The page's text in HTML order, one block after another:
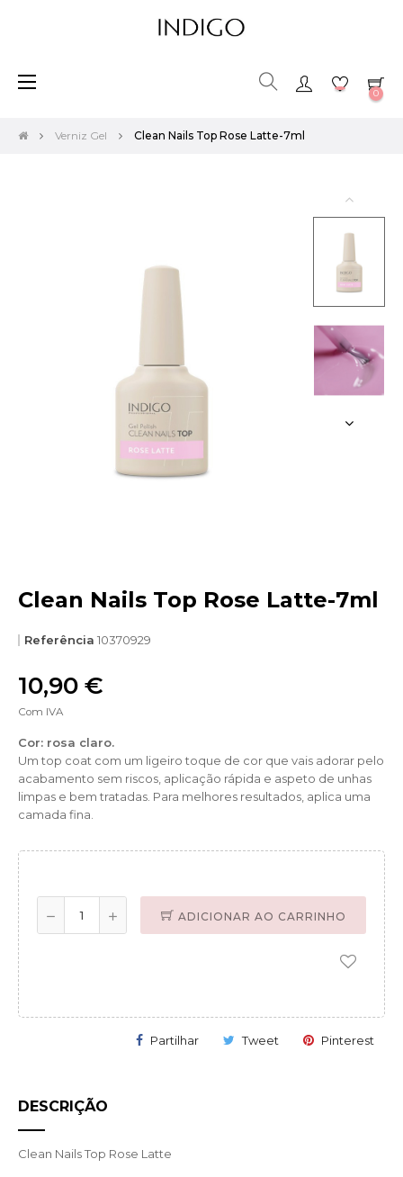
Toggle
☰
0
Verniz Gel Clean Nails Top Rose Latte-7ml
Clean Nails Top Rose Latte-7ml
Referência 10370929
10,90 €
Com IVA
Cor: rosa claro.
Um top coat com um ligeiro toque de cor que vais adorar pelo
acabamento sem riscos, aplicação rápida e aspeto de unhas
limpas e bem tratadas. Para melhores resultados, aplica uma
camada fina.
ADICIONAR AO CARRINHO
Partilhar Tweet Pinterest
DESCRIÇÃO
Clean Nails Top Rose Latte